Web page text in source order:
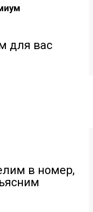
для вас
в номер,